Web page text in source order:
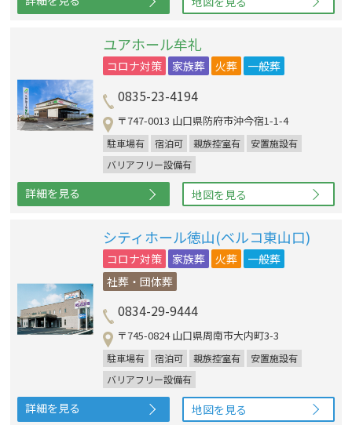
ユアホール牟礼
コロナ対策 家族葬 火葬 一般葬
0835-23-4194
〒747-0013 山口県防府市沖今宿1-1-4
駐車場有 宿泊可 親族控室有
安置施設有
バリアフリー設備有
詳細を見る 地図を見る
シティホール徳山(ベルコ東山口)
コロナ対策 家族葬 火葬
一般葬
社葬・団体葬
0834-29-9444
〒745-0824 山口県周南市大内町3-3
駐車場有 宿泊可 親族控室有
安置施設有
バリアフリー設備有
詳細を見る 地図を見る